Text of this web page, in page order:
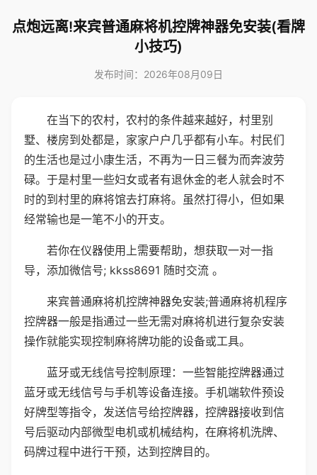
点炮远离!来宾普通麻将机控牌神器免安装(看牌
小技巧)
发布时间：2026年08月09日
在当下的农村，农村的条件越来越好，村里别
墅、楼房到处都是，家家户户几乎都有小车。村民们
的生活也是过小康生活，不再为一日三餐为而奔波劳
碌。于是村里一些妇女或者有退休金的老人就会时不
时的到村里的麻将馆去打麻将。虽然打得小，但如果
经常输也是一笔不小的开支。
若你在仪器使用上需要帮助，想获取一对一指
导，添加微信号; kkss8691 随时交流 。
来宾普通麻将机控牌神器免安装;普通麻将机程序
控牌器一般是指通过一些无需对麻将机进行复杂安装
操作就能实现控制麻将牌功能的设备或工具。
蓝牙或无线信号控制原理：一些智能控牌器通过
蓝牙或无线信号与手机等设备连接。手机端软件预设
好牌型等指令，发送信号给控牌器，控牌器接收到信
号后驱动内部微型电机或机械结构，在麻将机洗牌、
码牌过程中进行干预，达到控牌目的。